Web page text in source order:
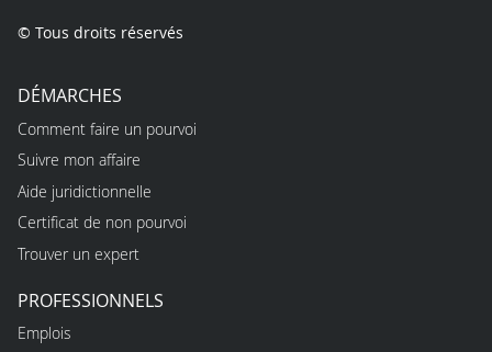
© Tous droits réservés
DÉMARCHES
Comment faire un pourvoi
Suivre mon affaire
Aide juridictionnelle
Certificat de non pourvoi
Trouver un expert
PROFESSIONNELS
Emplois